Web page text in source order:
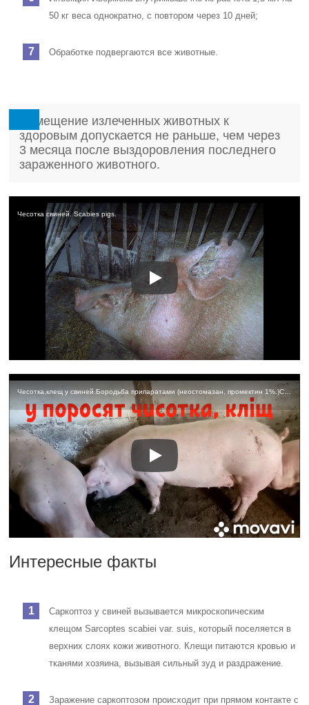
50 кг веса однократно, с повтором через 10 дней;
Обработке подвергаются все животные.
Помещение излеченных животных к
здоровым допускается не раньше, чем через
3 месяца после выздоровления последнего
зараженного животного.
Чесотка свиней. Scabies pigs.
Интересные факты
Саркоптоз у свиней вызывается микроскопическим
клещом Sarcoptes scabiei var. suis, который поселяется в
верхних слоях кожи животного. Клещи питаются кровью и
тканями хозяина, вызывая сильный зуд и раздражение.
Заражение саркоптозом происходит при прямом контакте с